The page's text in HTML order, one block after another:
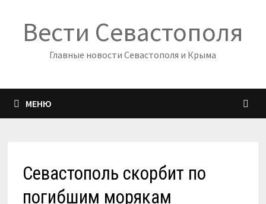
содержимому
Вести Севастополя
Главные новости Севастополя и Крыма
МЕНЮ
Севастополь скорбит по
погибшим морякам